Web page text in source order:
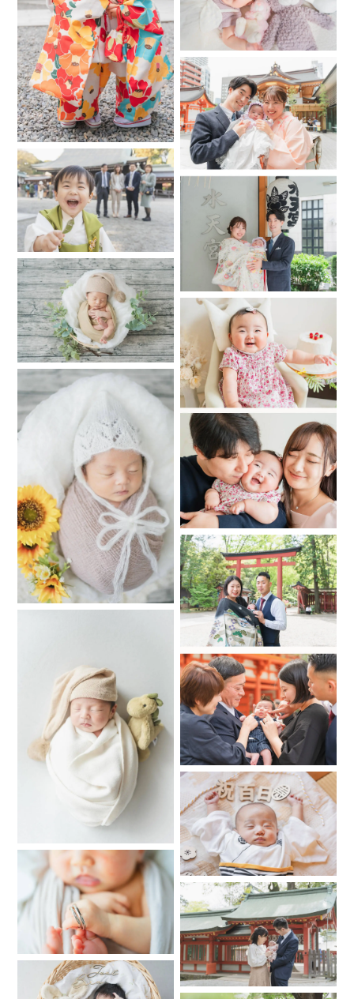
⚠︎公共交通機関を使って
大きな撮影機材や荷物を持っていくため、
ご自宅が最寄り駅から徒歩10分以上かかかる場合は、
駅までお迎えに来ていただくか
難しい場合はご予約を受け兼ねる場合があります🙇‍♀️
出張範囲はさいたま市から電車で60分以内です
＊撮影料金について
フォトワの料金となります
2時間2枠のご予約で2倍、3時間3枠で3倍の料金となります
お問い合わせは
以下のニューボーンフォト用テンプレートをコピペして
「質問する」ボタンよりお送りください
🌸ニューボーンフォト専用テンプレート🌸
1,撮影希望日（第三候補まであるとご案内しやすいです）
希望の時間帯（通勤ラッシュの時間帯は移動を控えておりま
す。大きな荷物のためご理解いただけますと幸いです）
2,出生日
3,性別
4,お子様のお名前（ひらがな）
5,撮影するご自宅のご住所（外観写真も添付いただけると大変
助かります）里帰り出産などで表札が申込者様と違う場合は
表札のお名前
6.ご家族撮影（ありorなし）
7,ご兄弟撮影（ありorなし）
ありの場合はお子様の年齢と性別、お名前（ひらがな）
8.ペットとの撮影（ありorなし）
ありの場合は家族写真で抱っこしていただいての撮影になり
ます
*
*
ご予約キャンセル・日程変更に関してはfotowaの規定通りと
なります。
📷以前、私の友人zumi_lifeさんとハーフバースデーの撮影コ
ラボしました！
その様子はこちらのYouTubeからご覧いただけますのでおう
ち撮影ご検討中の方（もちろんそうでない方も！）
ぜひご参考にしていただけると嬉しいです😊
https://www.youtube.com/watch?v=MllDyR4L0mw
子ども撮影専門写真館にて4年半勤務後、
ウエディングカメラマン勤務を経て、独立。
しっかりと１枚１枚色味を調整し完成データをお渡しいたし
ます。
*
*